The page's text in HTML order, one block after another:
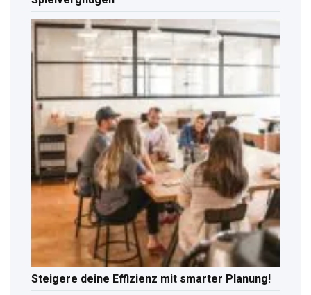
Steigere deine Effizienz mit smarter Planung!